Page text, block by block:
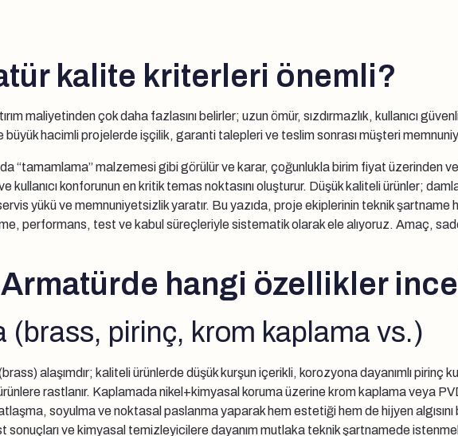
kalite kriterleri önemli?
maliyetinden çok daha fazlasını belirler; uzun ömür, sızdırmazlık, kullanıcı
hacimli projelerde işçilik, garanti talepleri ve teslim sonrası müşteri
“tamamlama” malzemesi gibi görülür ve karar, çoğunlukla birim fiyat üzerinden
konforunun en kritik temas noktasını oluşturur. Düşük kaliteli ürünler;
yükü ve memnuniyetsizlik yaratır. Bu yazıda, proje ekiplerinin teknik şartname
performans, test ve kabul süreçleriyle sistematik olarak ele alıyoruz. Amaç,
hangi özellikler
(brass, pirinç, krom kaplama vs.)
alaşımdır; kaliteli ürünlerde düşük kurşun içerikli, korozyona dayanımlı pirinç
rastlanır. Kaplamada nikel+kimyasal koruma üzerine krom kaplama veya
soyulma ve noktasal paslanma yaparak hem estetiği hem de hijyen
sonuçları ve kimyasal temizleyicilere dayanım mutlaka teknik şartnamede